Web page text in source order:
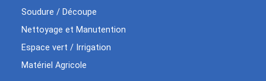
Soudure / Découpe
Nettoyage et Manutention
Espace vert / Irrigation
Matériel Agricole